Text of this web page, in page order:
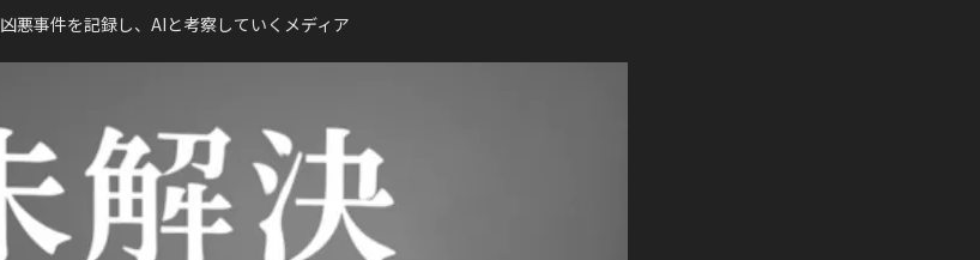
凶悪事件を記録し、AIと考察していくメディア